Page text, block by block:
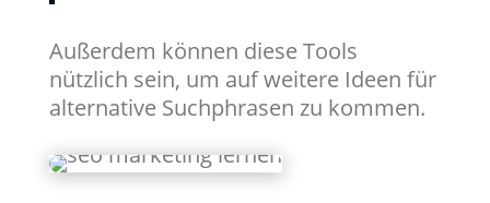
Außerdem können diese Tools
nützlich sein, um auf weitere Ideen für
alternative Suchphrasen zu kommen.